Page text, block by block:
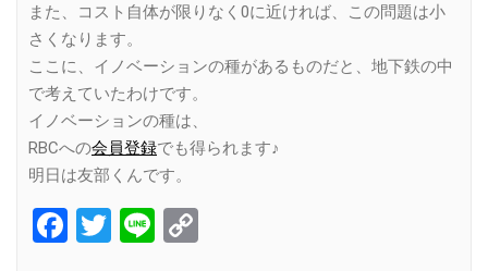
また、コスト自体が限りなく0に近ければ、この問題は小
さくなります。
ここに、イノベーションの種があるものだと、地下鉄の中
で考えていたわけです。
イノベーションの種は、
RBCへの会員登録でも得られます♪
明日は友部くんです。
Facebook
Twitter
Line